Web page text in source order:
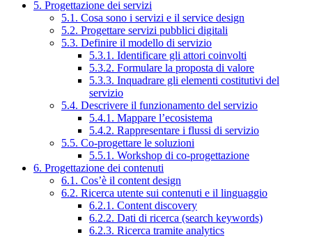
5. Progettazione dei servizi
5.1. Cosa sono i servizi e il service design
5.2. Progettare servizi pubblici digitali
5.3. Definire il modello di servizio
5.3.1. Identificare gli attori coinvolti
5.3.2. Formulare la proposta di valore
5.3.3. Inquadrare gli elementi costitutivi del
servizio
5.4. Descrivere il funzionamento del servizio
5.4.1. Mappare l’ecosistema
5.4.2. Rappresentare i flussi di servizio
5.5. Co-progettare le soluzioni
5.5.1. Workshop di co-progettazione
6. Progettazione dei contenuti
6.1. Cos’è il content design
6.2. Ricerca utente sui contenuti e il linguaggio
6.2.1. Content discovery
6.2.2. Dati di ricerca (search keywords)
6.2.3. Ricerca tramite analytics